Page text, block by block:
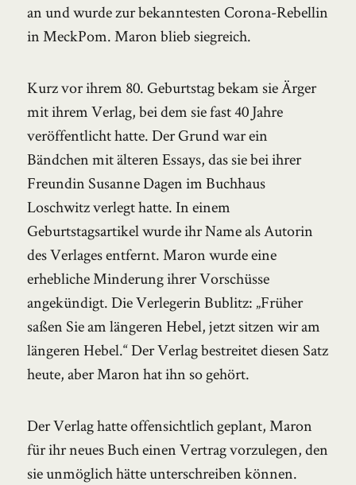
an und wurde zur bekanntesten Corona-Rebellin
in MeckPom. Maron blieb siegreich.
Kurz vor ihrem 80. Geburtstag bekam sie Ärger
mit ihrem Verlag, bei dem sie fast 40 Jahre
veröffentlicht hatte. Der Grund war ein
Bändchen mit älteren Essays, das sie bei ihrer
Freundin Susanne Dagen im Buchhaus
Loschwitz verlegt hatte. In einem
Geburtstagsartikel wurde ihr Name als Autorin
des Verlages entfernt. Maron wurde eine
erhebliche Minderung ihrer Vorschüsse
angekündigt. Die Verlegerin Bublitz: „Früher
saßen Sie am längeren Hebel, jetzt sitzen wir am
längeren Hebel.“ Der Verlag bestreitet diesen Satz
heute, aber Maron hat ihn so gehört.
Der Verlag hatte offensichtlich geplant, Maron
für ihr neues Buch einen Vertrag vorzulegen, den
sie unmöglich hätte unterschreiben können.